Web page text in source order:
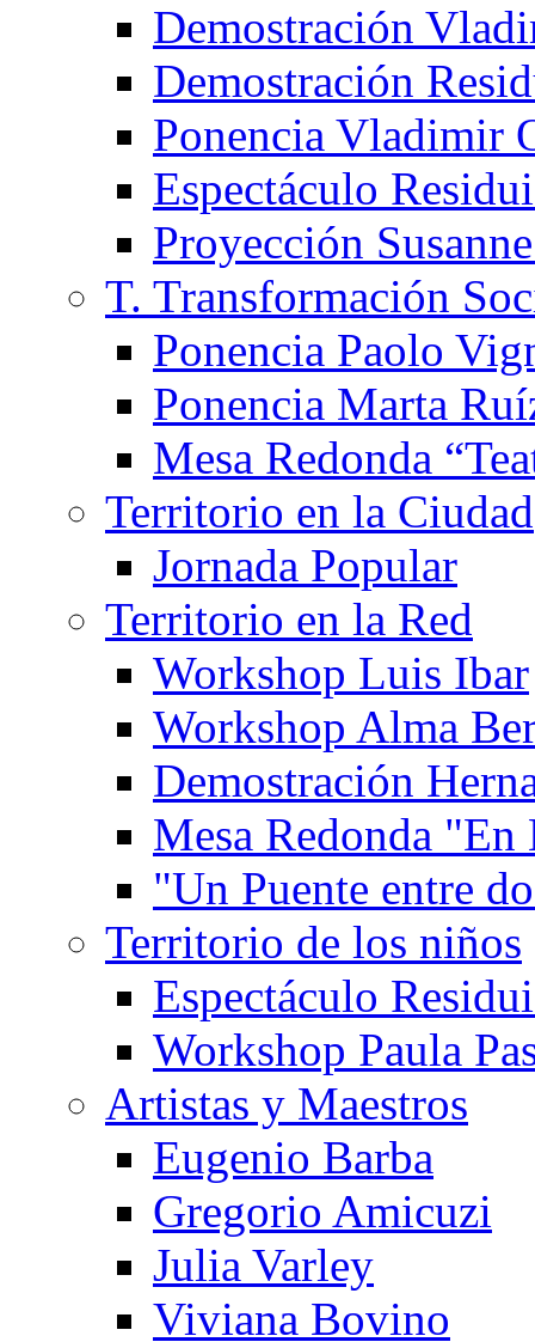
Demostración
Demostración
Ponencia Vladimir
Espectáculo
Proyección
T. Transformación
Ponencia Paolo
Ponencia Marta
Mesa Redonda
Territorio en la Ciudad
Jornada Popular
Territorio en la Red
Workshop Luis Ibar
Workshop Alma
Demostración
Mesa Redonda
"Un Puente entre
Territorio de los niños
Espectáculo
Workshop Paula
Artistas y Maestros
Eugenio Barba
Gregorio Amicuzi
Julia Varley
Viviana Bovino